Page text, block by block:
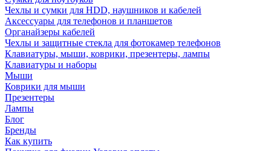
Чехлы и сумки для HDD, наушников и кабелей
Аксессуары для телефонов и планшетов
Органайзеры кабелей
Чехлы и защитные стекла для фотокамер телефонов
Клавиатуры, мыши, коврики, презентеры, лампы
Клавиатуры и наборы
Мыши
Коврики для мыши
Презентеры
Лампы
Блог
Бренды
Как купить